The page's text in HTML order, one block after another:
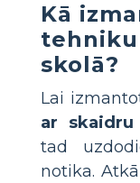
Kā
tehniku
skolā?
Lai
ar skaidru
tad
notika.